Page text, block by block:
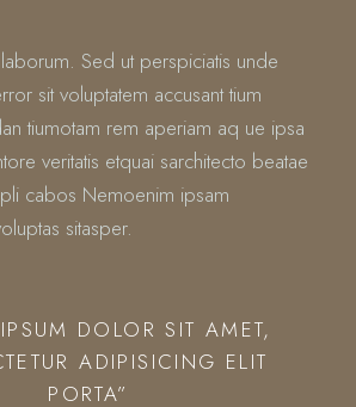
Sed ut perspiciatis unde
sit voluptatem accusant tium
tiumotam rem aperiam aq ue ipsa
veritatis etquai sarchitecto beatae
cabos Nemoenim ipsam
sitasper.
DOLOR SIT AMET,
ADIPISICING ELIT
PORTA”